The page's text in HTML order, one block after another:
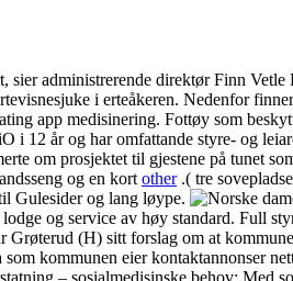
sier administrerende direktør Finn
i erteåkeren. Nedenfor
app medisinering. Fottøy som
12 år og har omfattande styre- og
om prosjektet til gjestene på tunet
og en kort other.( tre
Gulesider og lang løype.
og service av høy standard. Full
(H) sitt forslag om at
kommunen eier kontaktannonser
– sosialmedisinske behov: Med